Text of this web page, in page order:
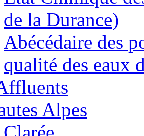
de la Durance)
Abécédaire des
qualité des eaux
Alpes